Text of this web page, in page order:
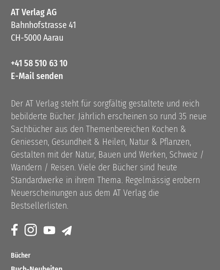
AT Verlag AG
Bahnhofstrasse 41
CH-5000 Aarau
+41 58 510 63 10
E-Mail senden
Der AT Verlag steht für sorgfältig gestaltete und reich
bebilderte Bücher. Jährlich erscheinen so rund 35 neue
Sachbücher aus den Themenbereichen Kochen &
Geniessen, Gesundheit & Heilen, Natur & Pflanzen,
Gestalten mit der Natur, Bauen und Werken, Schweiz /
Wandern / Reisen. Viele der Bücher sind heute
Standardwerke in ihrem Thema. Regelmässig erobern
Neuerscheinungen aus dem AT Verlag die
Bestsellerlisten.
Bücher